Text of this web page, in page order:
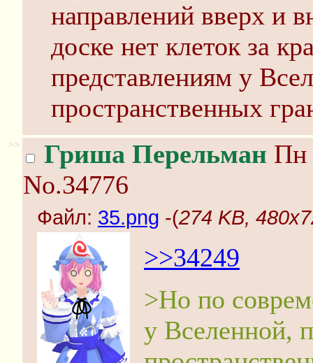
направлений вверх и
доске нет клеток за
представлениям у
пространственных
>> Гриша Перельман Пн
No.34776
Файл: 35.png -(274 KB,
>>34249
>Но по
у Вселенной,